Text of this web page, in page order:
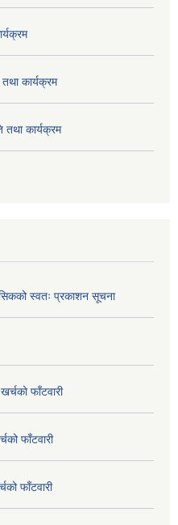
कार्यक्रम
तथा कार्यक्रम
स्वतः प्रकाशन सूचना
फाँटवारी
फाँटवारी
फाँटवारी